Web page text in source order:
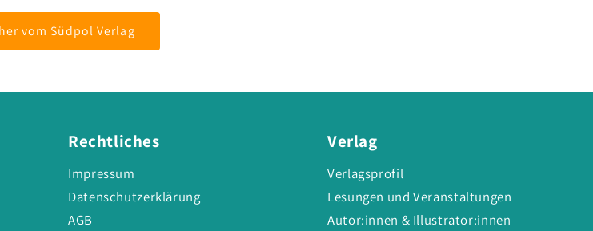
vom Südpol Verlag
Rechtliches
Impressum
Datenschutzerklärung
AGB
Verlag
Verlagsprofil
Lesungen und Veranstaltungen
Autor:innen & Illustrator:innen